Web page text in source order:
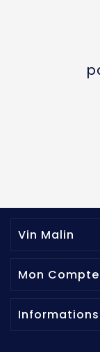
Vin Malin
Mon Compte
Informations